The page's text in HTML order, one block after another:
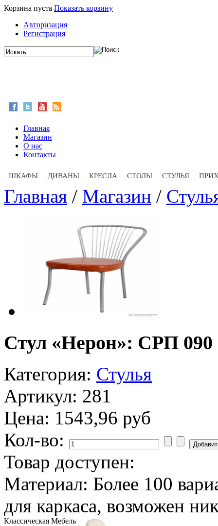
Корзина пуста Показать корзину
Авторизация
Регистрация
Главная
Магазин
О нас
Контакты
ШКАФЫ ДИВАНЫ КРЕСЛА СТОЛЫ СТУЛЬЯ
Главная / Магазин /
Стул «Нерон»: СРП 090
Категория: Стулья
Артикул: 281
Цена: 1543,96 руб
Кол-во:
Товар доступен:
Материал: Более 100
для каркаса, возможен
Классическая Мебель